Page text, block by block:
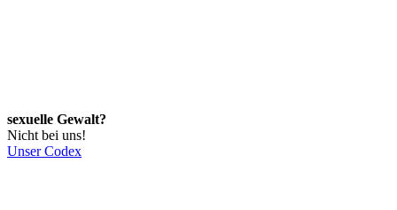
sexuelle Gewalt?
Nicht bei uns!
Unser Codex